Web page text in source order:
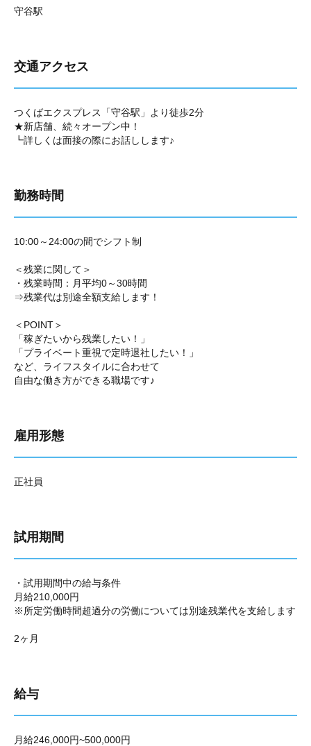
守谷駅
交通アクセス
つくばエクスプレス「守谷駅」より徒歩2分
★新店舗、続々オープン中！
┗詳しくは面接の際にお話しします♪
勤務時間
10:00～24:00の間でシフト制
＜残業に関して＞
・残業時間：月平均0～30時間
⇒残業代は別途全額支給します！
＜POINT＞
「稼ぎたいから残業したい！」
「プライベート重視で定時退社したい！」
など、ライフスタイルに合わせて
自由な働き方ができる職場です♪
雇用形態
正社員
試用期間
・試用期間中の給与条件
月給210,000円
※所定労働時間超過分の労働については別途残業代を支給します
2ヶ月
給与
月給246,000円~500,000円